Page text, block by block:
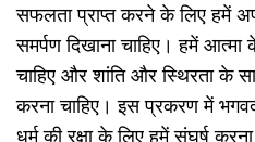
सफलता प्राप्त करने के लिए हमें
समर्पण दिखाना चाहिए। हमें आत्मा
चाहिए और शांति और स्थिरता के
करना चाहिए। इस प्रकरण में
धर्म की रक्षा के लिए हमें संघर्ष